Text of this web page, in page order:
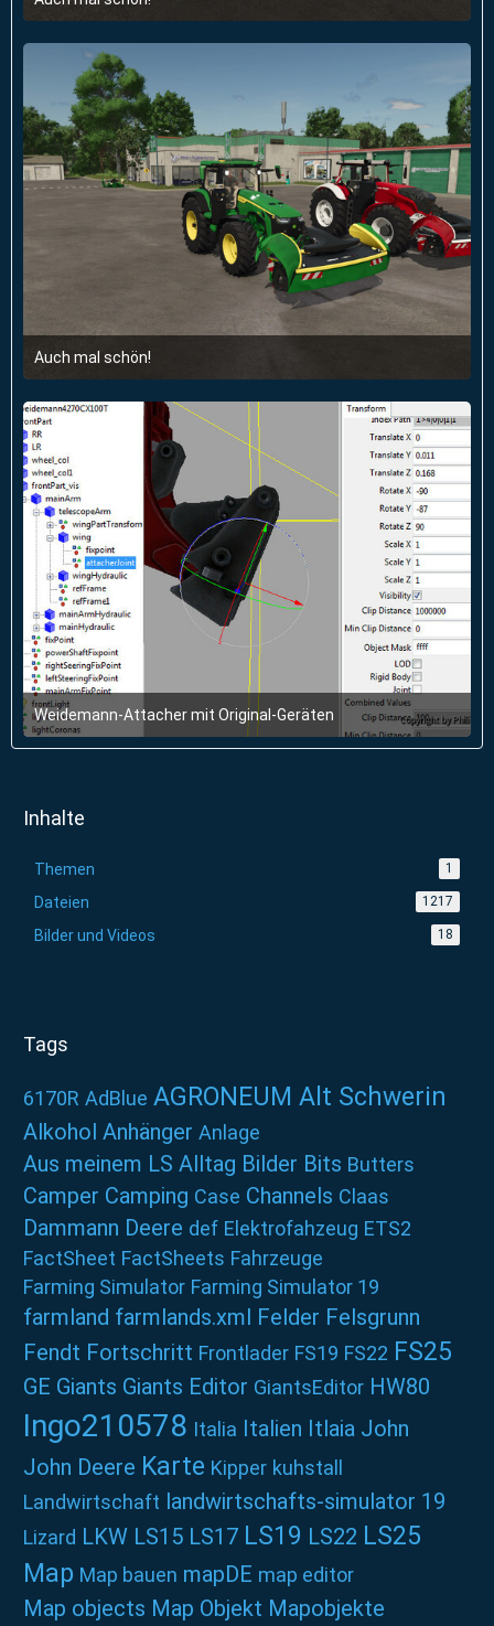
5. Januar 2025 um 13:18
Auch mal schön!
5. Januar 2025 um 13:18
Weidemann-Attacher mit Original-Geräten
23. August 2015 um 17:28
Inhalte
Themen 1
Dateien 1217
Bilder und Videos 18
Tags
6170R AdBlue AGRONEUM Alt Schwerin
Alkohol Anhänger Anlage
Aus meinem LS Alltag Bilder Bits Butters
Camper Camping Case Channels Claas
Dammann Deere def Elektrofahzeug ETS2
FactSheet FactSheets Fahrzeuge
Farming Simulator Farming Simulator 19
farmland farmlands.xml Felder Felsgrunn
Fendt Fortschritt Frontlader FS19 FS22 FS25
GE Giants Giants Editor GiantsEditor HW80
Ingo210578 Italia Italien Itlaia John
John Deere Karte Kipper kuhstall
Landwirtschaft landwirtschafts-simulator 19
Lizard LKW LS15 LS17 LS19 LS22 LS25
Map Map bauen mapDE map editor
Map objects Map Objekt Mapobjekte